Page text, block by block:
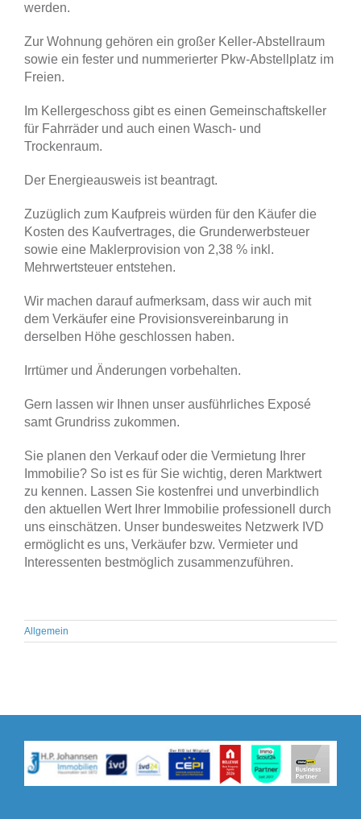
werden.
Zur Wohnung gehören ein großer Keller-Abstellraum
sowie ein fester und nummerierter Pkw-Abstellplatz im
Freien.
Im Kellergeschoss gibt es einen Gemeinschaftskeller
für Fahrräder und auch einen Wasch- und
Trockenraum.
Der Energieausweis ist beantragt.
Zuzüglich zum Kaufpreis würden für den Käufer die
Kosten des Kaufvertrages, die Grunderwerbsteuer
sowie eine Maklerprovision von 2,38 % inkl.
Mehrwertsteuer entstehen.
Wir machen darauf aufmerksam, dass wir auch mit
dem Verkäufer eine Provisionsvereinbarung in
derselben Höhe geschlossen haben.
Irrtümer und Änderungen vorbehalten.
Gern lassen wir Ihnen unser ausführliches Exposé
samt Grundriss zukommen.
Sie planen den Verkauf oder die Vermietung Ihrer
Immobilie? So ist es für Sie wichtig, deren Marktwert
zu kennen. Lassen Sie kostenfrei und unverbindlich
den aktuellen Wert Ihrer Immobilie professionell durch
uns einschätzen. Unser bundesweites Netzwerk IVD
ermöglicht es uns, Verkäufer bzw. Vermieter und
Interessenten bestmöglich zusammenzuführen.
Allgemein